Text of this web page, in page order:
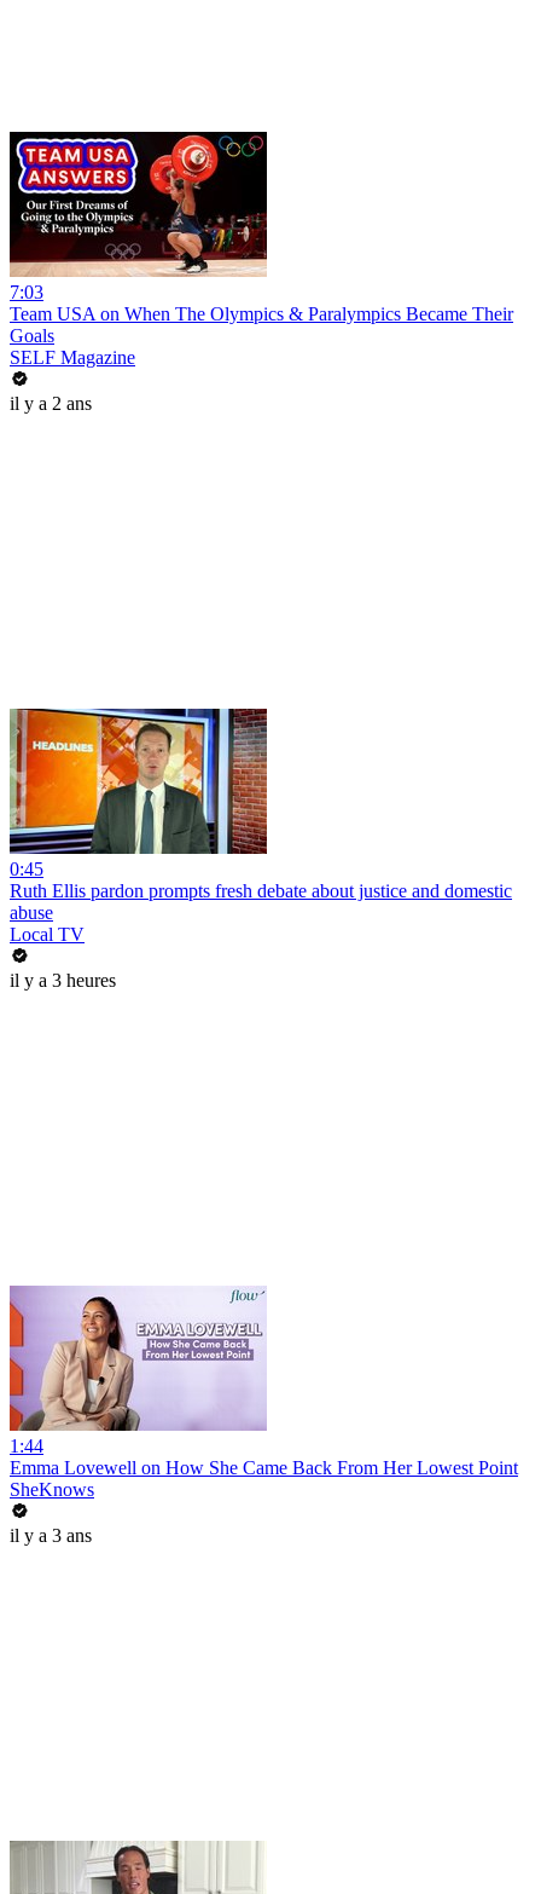
7:03
Team USA on When The Olympics & Paralympics Became Their
Goals
SELF Magazine
il y a 2 ans
0:45
Ruth Ellis pardon prompts fresh debate about justice and domestic
abuse
Local TV
il y a 3 heures
1:44
Emma Lovewell on How She Came Back From Her Lowest Point
SheKnows
il y a 3 ans